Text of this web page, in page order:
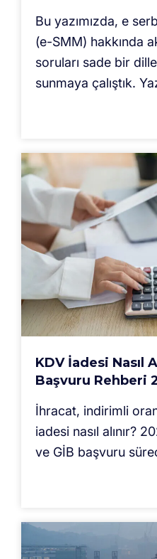
Bu yazımızda, e
(e-SMM) hakkında
soruları sade bir
sunmaya çalıştık.
KDV İadesi Nasıl
Başvuru Rehberi
İhracat, indirimli
iadesi nasıl alınır?
ve GİB başvuru